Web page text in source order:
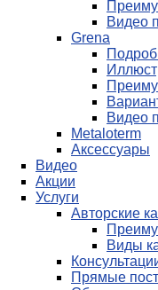
Видео
Grena
Видео
Metaloterm
Аксессуары
Видео
Акции
Услуги
Авторские
Виды
Прямые